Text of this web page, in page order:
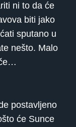
ni to da će
biti jako
sputano u
nešto. Malo
postavljeno
će Sunce